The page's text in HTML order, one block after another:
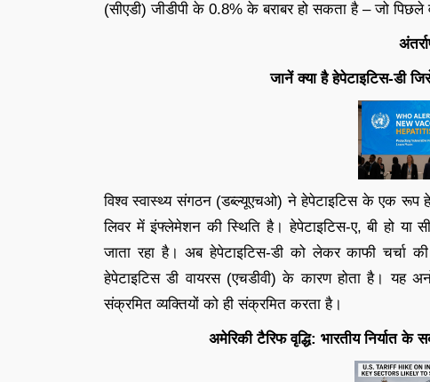
(सीएडी) जीडीपी के 0.8% के बराबर हो सकता है – जो पिछले
जानें क्या है हेपेटाइटिस-डी
विश्व स्वास्थ्य संगठन (डब्ल्यूएचओ) ने हेपेटाइटिस के एक रूप
लिवर में इंफ्लेमेशन की स्थिति है। हेपेटाइटिस-ए, बी हो या
जाता रहा है। अब हेपेटाइटिस-डी को लेकर काफी चर्चा
हेपेटाइटिस डी वायरस (एचडीवी) के कारण होता है। यह
संक्रमित व्यक्तियों को ही संक्रमित करता है।
अमेरिकी टैरिफ वृद्धि: भारतीय निर्यात